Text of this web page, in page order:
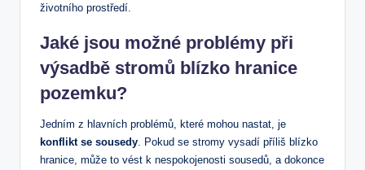
životního prostředí.
Jaké jsou možné problémy při
výsadbě stromů blízko hranice
pozemku?
Jedním z hlavních problémů, které mohou nastat, je
konflikt se sousedy . Pokud se stromy vysadí příliš blízko
hranice, může to vést k nespokojenosti sousedů, a dokonce